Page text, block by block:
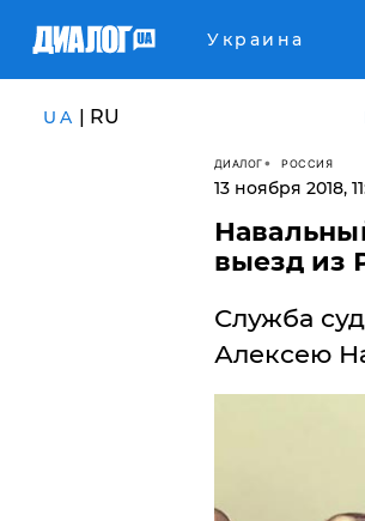
Украина
UA | RU
ДИАЛОГ РОССИЯ
13 ноября 2018,
выезд из
Служба
Алексею